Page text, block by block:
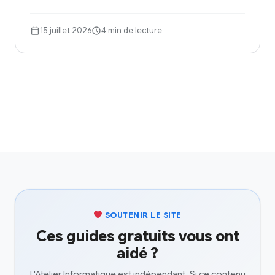
15 juillet 2026 4 min de lecture
SOUTENIR LE SITE
Ces guides gratuits vous ont
aidé ?